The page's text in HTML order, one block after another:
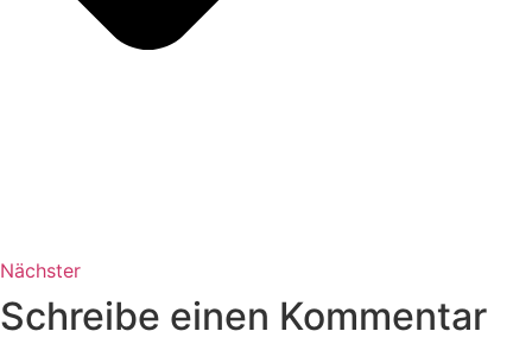
Nächster
Schreibe einen Kommentar